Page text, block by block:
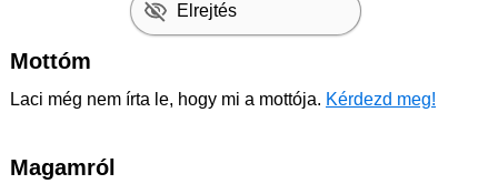
Elrejtés
Mottóm
Laci még nem írta le, hogy mi a mottója. Kérdezd meg!
Magamról